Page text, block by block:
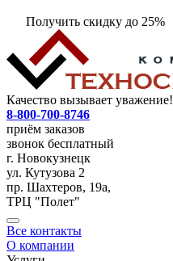
Получить скидку до 25%
Качество вызывает уважение!
8-800-700-8746
приём заказов
звонок бесплатный
г. Новокузнецк
ул. Кутузова 2
пр. Шахтеров, 19а,
ТРЦ "Полет"
Все контакты
О компании